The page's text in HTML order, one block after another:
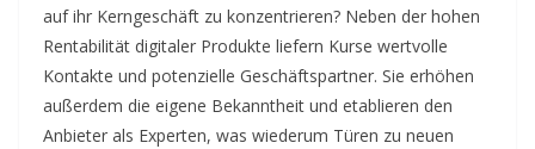
auf ihr Kerngeschäft zu konzentrieren? Neben der hohen
Rentabilität digitaler Produkte liefern Kurse wertvolle
Kontakte und potenzielle Geschäftspartner. Sie erhöhen
außerdem die eigene Bekanntheit und etablieren den
Anbieter als Experten, was wiederum Türen zu neuen